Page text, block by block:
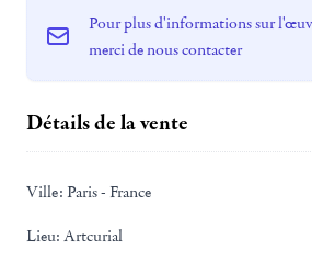
Pour plus d'informations sur
merci de nous contacter
Détails de la vente
Ville: Paris - France
Lieu: Artcurial